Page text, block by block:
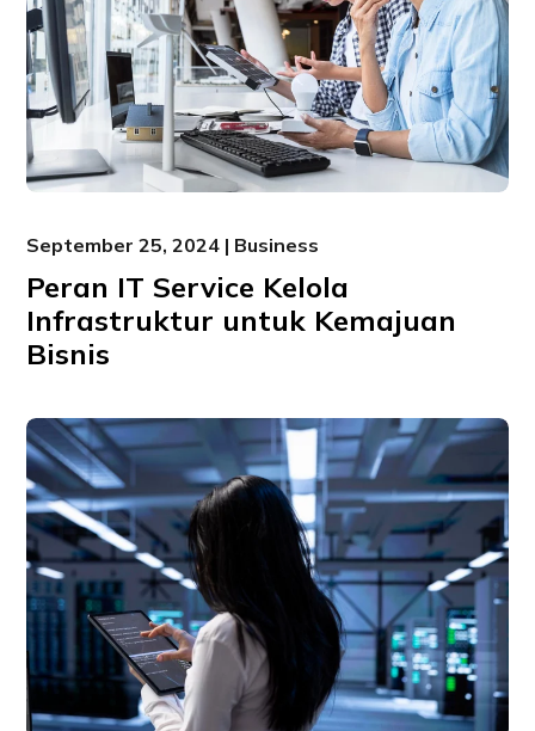
September 25, 2024 | Business
Peran IT Service Kelola
Infrastruktur untuk Kemajuan
Bisnis